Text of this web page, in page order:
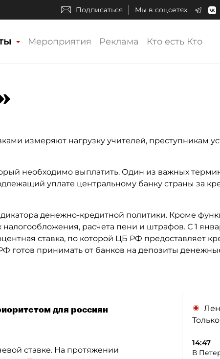
Подписаться Мы в соцсетях:
Мероприятия Реклама Кто есть Кто
измеряют нагрузку учителей, преступникам
необходимо выплатить. Один из важных
уплате центральному банку страны за
денежно-кредитной политики. Кроме
расчета пени и штрафов. С 1
ставка, по которой ЦБ РФ предоставляет
готов принимать от банков на депозиты
для россиян
ставке. На протяжении
14:47
В